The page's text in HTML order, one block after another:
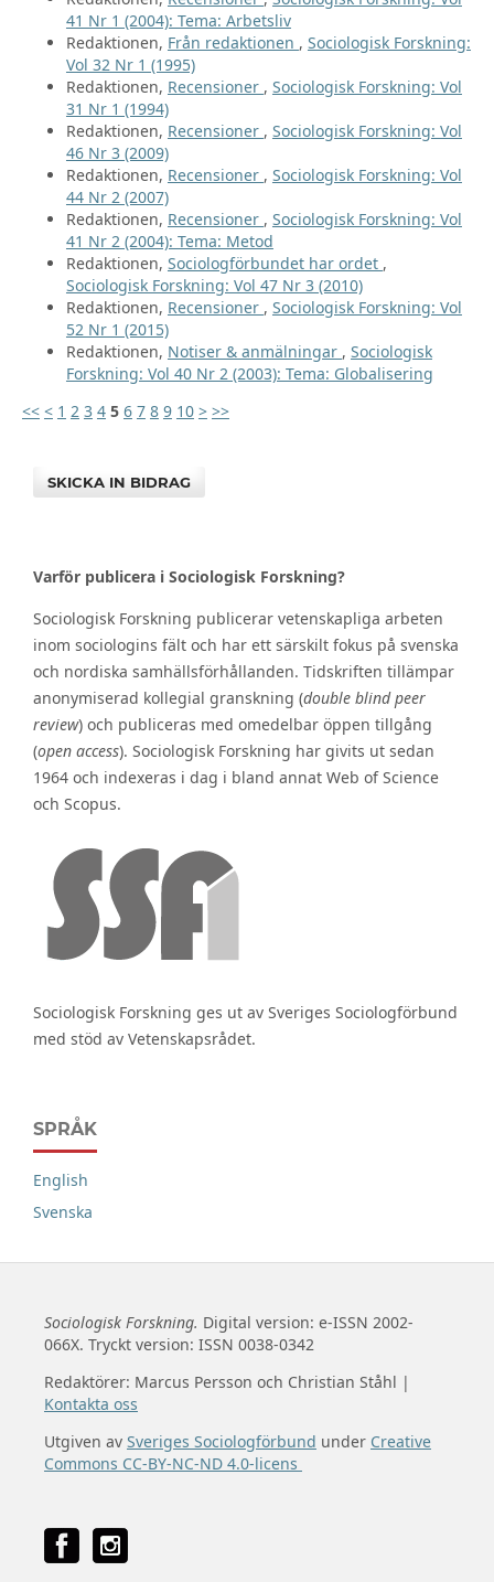
41 Nr 1 (2004): Tema: Arbetsliv
Redaktionen, Från redaktionen , Sociologisk Forskning:
Vol 32 Nr 1 (1995)
Redaktionen, Recensioner , Sociologisk Forskning: Vol
31 Nr 1 (1994)
Redaktionen, Recensioner , Sociologisk Forskning: Vol
46 Nr 3 (2009)
Redaktionen, Recensioner , Sociologisk Forskning: Vol
44 Nr 2 (2007)
Redaktionen, Recensioner , Sociologisk Forskning: Vol
41 Nr 2 (2004): Tema: Metod
Redaktionen, Sociologförbundet har ordet ,
Sociologisk Forskning: Vol 47 Nr 3 (2010)
Redaktionen, Recensioner , Sociologisk Forskning: Vol
52 Nr 1 (2015)
Redaktionen, Notiser & anmälningar , Sociologisk
Forskning: Vol 40 Nr 2 (2003): Tema: Globalisering
<< < 1 2 3 4 5 6 7 8 9 10 > >>
SKICKA IN BIDRAG
Varför publicera i Sociologisk Forskning?
Sociologisk Forskning publicerar vetenskapliga arbeten
inom sociologins fält och har ett särskilt fokus på svenska
och nordiska samhällsförhållanden. Tidskriften tillämpar
anonymiserad kollegial granskning (double blind peer
review) och publiceras med omedelbar öppen tillgång
(open access). Sociologisk Forskning har givits ut sedan
1964 och indexeras i dag i bland annat Web of Science
och Scopus.
Sociologisk Forskning ges ut av Sveriges Sociologförbund
med stöd av Vetenskapsrådet.
SPRÅK
English
Svenska
Sociologisk Forskning. Digital version: e-ISSN 2002-
066X. Tryckt version: ISSN 0038-0342
Redaktörer: Marcus Persson och Christian Ståhl |
Kontakta oss
Utgiven av Sveriges Sociologförbund under Creative
Commons CC-BY-NC-ND 4.0-licens